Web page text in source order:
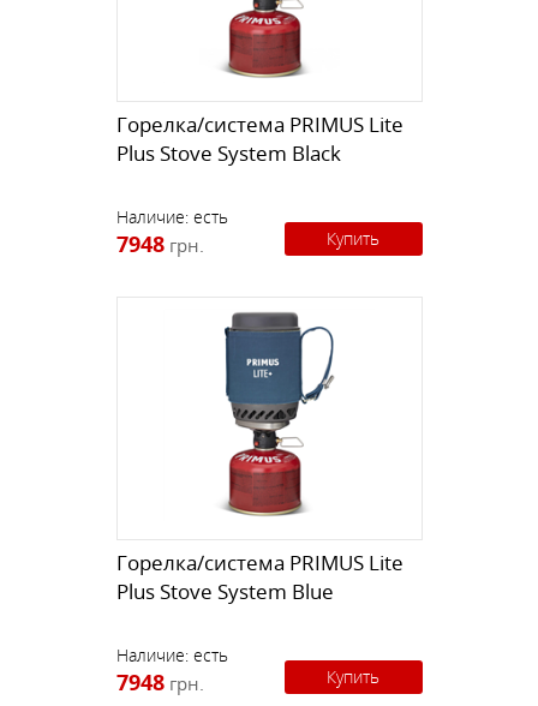
Горелка/система PRIMUS Lite
Plus Stove System Black
Наличие: есть
7948 грн. Купить
Горелка/система PRIMUS Lite
Plus Stove System Blue
Наличие: есть
7948 грн. Купить